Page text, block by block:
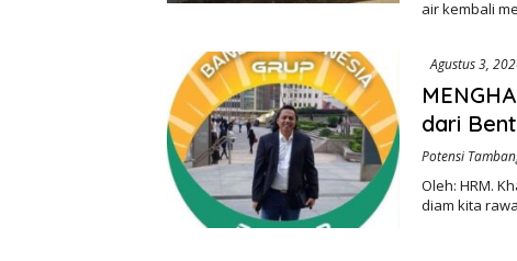
air kembali
Agustus 3,
dari
Potensi
Oleh: HRM.
diam kita